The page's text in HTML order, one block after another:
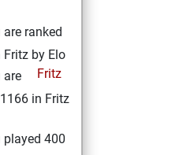
are ranked
by Elo
Fritz
are
in Fritz
played 400